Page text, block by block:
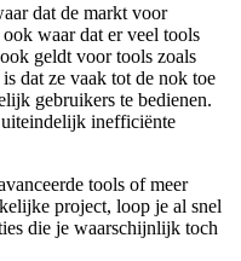
dat de markt voor
waar dat er veel tools
geldt voor tools zoals
dat ze vaak tot de nok toe
gebruikers te bedienen.
inefficiënte
tools of meer
project, loop je al snel
die je waarschijnlijk toch